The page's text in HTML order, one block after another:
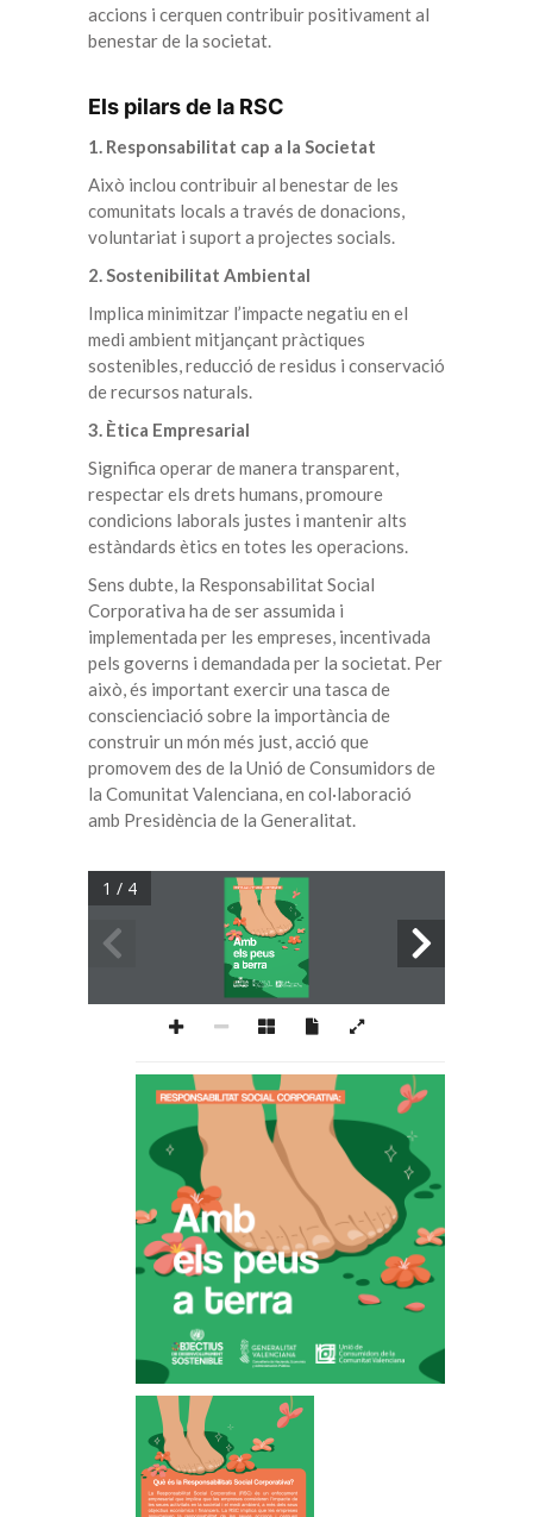
accions i cerquen contribuir positivament al
benestar de la societat.
Els pilars de la RSC
1. Responsabilitat cap a la Societat
Això inclou contribuir al benestar de les
comunitats locals a través de donacions,
voluntariat i suport a projectes socials.
2. Sostenibilitat Ambiental
Implica minimitzar l’impacte negatiu en el
medi ambient mitjançant pràctiques
sostenibles, reducció de residus i conservació
de recursos naturals.
3. Ètica Empresarial
Significa operar de manera transparent,
respectar els drets humans, promoure
condicions laborals justes i mantenir alts
estàndards ètics en totes les operacions.
Sens dubte, la Responsabilitat Social
Corporativa ha de ser assumida i
implementada per les empreses, incentivada
pels governs i demandada per la societat. Per
això, és important exercir una tasca de
conscienciació sobre la importància de
construir un món més just, acció que
promovem des de la Unió de Consumidors de
la Comunitat Valenciana, en col·laboració
amb Presidència de la Generalitat.
1 / 4